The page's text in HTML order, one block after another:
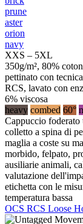
prune
aster
orion
navy
XXS – 5XL
350g/m², 80%
pettinato con
RCS, lavato con
6% viscosa
heavy combed 60°
Cappuccio foderato
colletto a spina di
maglia a coste su
morbido, felpato,
ausiliarie animali,
valutazione
etichetta con le
temperatura bassa
OCS RCS Loose